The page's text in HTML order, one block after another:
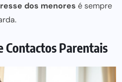
dos menores é sempre
Contactos Parentais